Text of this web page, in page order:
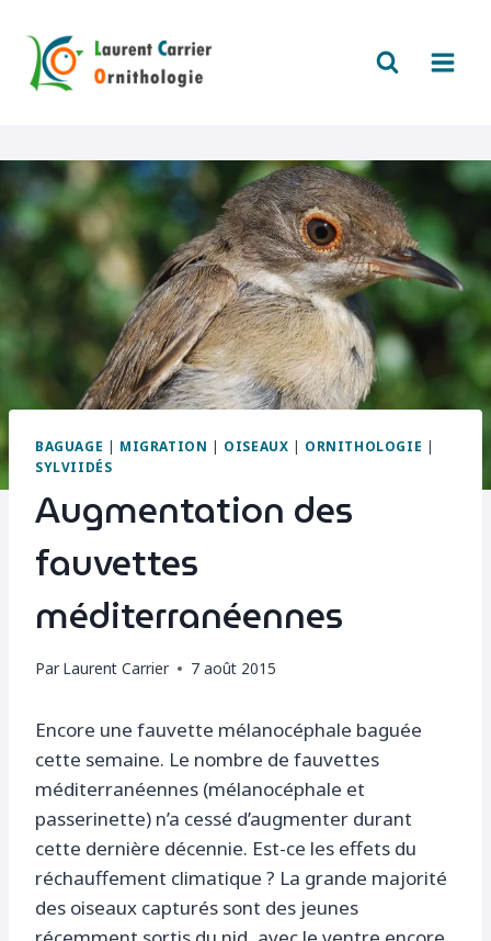
contenu
BAGUAGE | MIGRATION | OISEAUX | ORNITHOLOGIE |
SYLVIIDÉS
Augmentation des
fauvettes
méditerranéennes
Par Laurent Carrier 7 août 2015
Encore une fauvette mélanocéphale baguée
cette semaine. Le nombre de fauvettes
méditerranéennes (mélanocéphale et
passerinette) n’a cessé d’augmenter durant
cette dernière décennie. Est-ce les effets du
réchauffement climatique ? La grande majorité
des oiseaux capturés sont des jeunes